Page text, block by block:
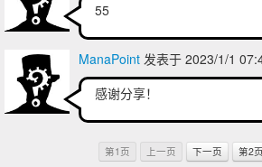
55
ManaPoint 发表于 2023/1/1
感谢分享！
第1页 上一页 下一页 第2页